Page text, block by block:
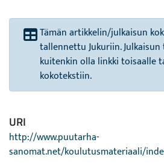
Tämän artikkelin/julkaisun
tallennettu Jukuriin.
kuitenkin olla linkki toisaalle
kokotekstiin.
URI
http://www.puutarha-
sanomat.net/koulutusmateriaali/